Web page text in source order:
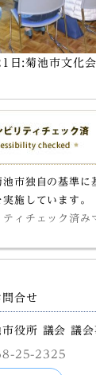
日:菊池市文化
池市独自の基準に
施しています。
ティチェック済み
合せ
役所 議会 議
25-2325